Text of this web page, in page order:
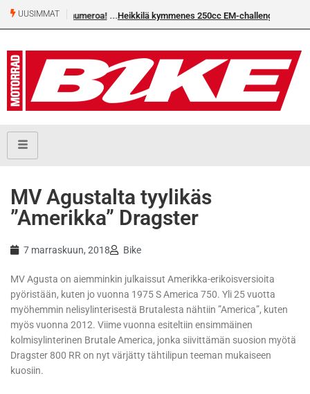
UUSIMMAT Heikkilä kymmenes 250cc EM-challengessä
MV Agustalta tyylikäs
”Amerikka” Dragster
7 marraskuun, 2018 Bike
MV Agusta on aiemminkin julkaissut Amerikka-erikoisversioita
pyöristään, kuten jo vuonna 1975 S America 750. Yli 25 vuotta
myöhemmin nelisylinterisestä Brutalesta nähtiin ”America”, kuten
myös vuonna 2012. Viime vuonna esiteltiin ensimmäinen
kolmisylinterinen Brutale America, jonka siivittämän suosion myötä
Dragster 800 RR on nyt värjätty tähtilipun teeman mukaiseen
kuosiin.